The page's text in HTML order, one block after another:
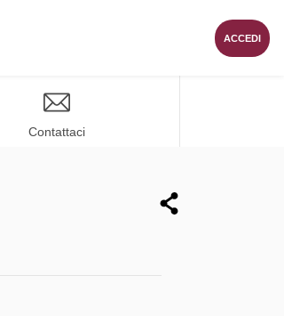
ACCEDI
Contattaci